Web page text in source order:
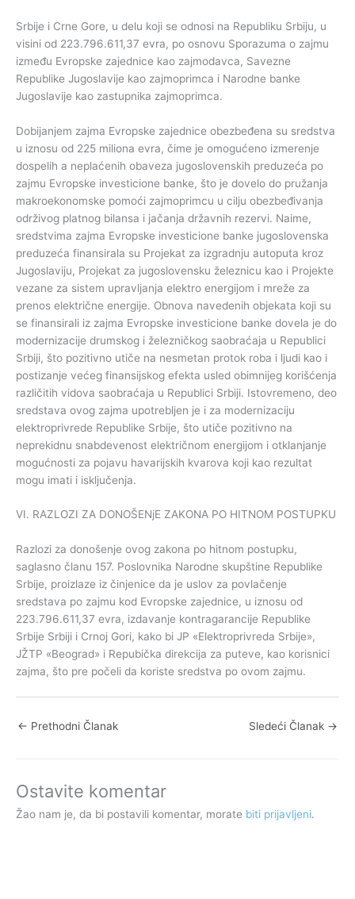
Srbije i Crne Gore, u delu koji se odnosi na Republiku Srbiju, u
visini od 223.796.611,37 evra, po osnovu Sporazuma o zajmu
između Evropske zajednice kao zajmodavca, Savezne
Republike Jugoslavije kao zajmoprimca i Narodne banke
Jugoslavije kao zastupnika zajmoprimca.
Dobijanjem zajma Evropske zajednice obezbeđena su sredstva
u iznosu od 225 miliona evra, čime je omogućeno izmerenje
dospelih a neplaćenih obaveza jugoslovenskih preduzeća po
zajmu Evropske investicione banke, što je dovelo do pružanja
makroekonomske pomoći zajmoprimcu u cilju obezbeđivanja
održivog platnog bilansa i jačanja državnih rezervi. Naime,
sredstvima zajma Evropske investicione banke jugoslovenska
preduzeća finansirala su Projekat za izgradnju autoputa kroz
Jugoslaviju, Projekat za jugoslovensku železnicu kao i Projekte
vezane za sistem upravljanja elektro energijom i mreže za
prenos električne energije. Obnova navedenih objekata koji su
se finansirali iz zajma Evropske investicione banke dovela je do
modernizacije drumskog i železničkog saobraćaja u Republici
Srbiji, što pozitivno utiče na nesmetan protok roba i ljudi kao i
postizanje većeg finansijskog efekta usled obimnijeg korišćenja
različitih vidova saobraćaja u Republici Srbiji. Istovremeno, deo
sredstava ovog zajma upotrebljen je i za modernizaciju
elektroprivrede Republike Srbije, što utiče pozitivno na
neprekidnu snabdevenost električnom energijom i otklanjanje
mogućnosti za pojavu havarijskih kvarova koji kao rezultat
mogu imati i isključenja.
VI. RAZLOZI ZA DONOŠENjE ZAKONA PO HITNOM POSTUPKU
Razlozi za donošenje ovog zakona po hitnom postupku,
saglasno članu 157. Poslovnika Narodne skupštine Republike
Srbije, proizlaze iz činjenice da je uslov za povlačenje
sredstava po zajmu kod Evropske zajednice, u iznosu od
223.796.611,37 evra, izdavanje kontragarancije Republike
Srbije Srbiji i Crnoj Gori, kako bi JP «Elektroprivreda Srbije»,
JŽTP «Beograd» i Repubička direkcija za puteve, kao korisnici
zajma, što pre počeli da koriste sredstva po ovom zajmu.
← Prethodni Članak Sledeći Članak →
Ostavite komentar
Žao nam je, da bi postavili komentar, morate biti prijavljeni.